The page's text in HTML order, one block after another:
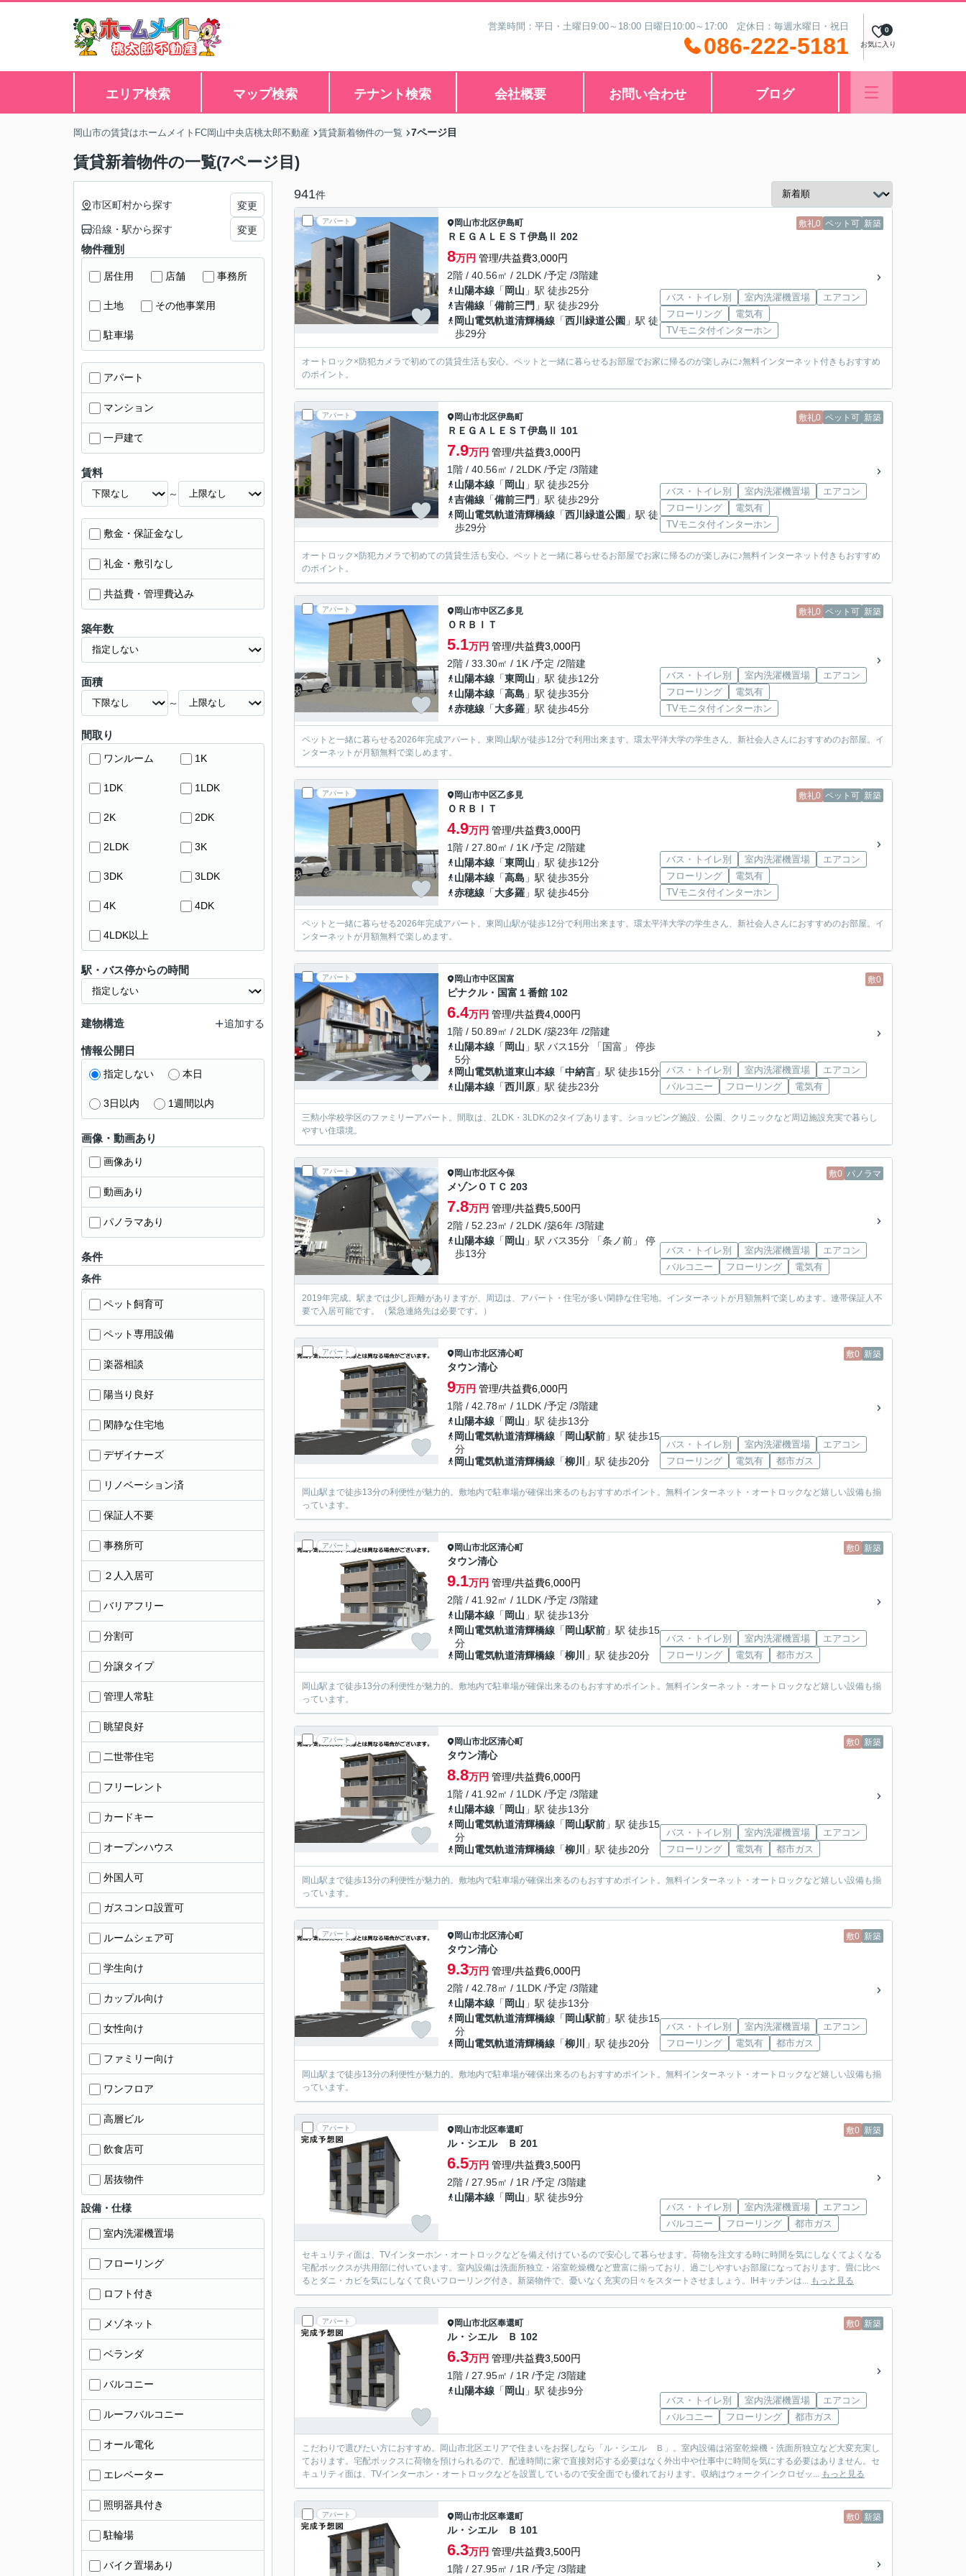
営業時間：平日・土曜日9:00～18:00 日曜日10:00～17:00 定休日：毎週水曜日・祝日
086-222-5181 お気に入り
0
エリア検索 マップ検索 テナント検索 会社概要 お問い合わせ ブログ
岡山市の賃貸はホームメイトFC岡山中央店桃太郎不動産 賃貸新着物件の一覧 7ページ目
賃貸新着物件の一覧(7ページ目)
941件
アパート 敷礼0 ペット可 新築
岡山市北区伊島町
ＲＥＧＡＬＥＳＴ伊島Ⅱ 202
8万円 管理/共益費3,000円
2階 / 40.56㎡ / 2LDK /予定 /3階建
山陽本線 「 岡山 」駅 徒歩25分
吉備線 「備前三門 」駅 徒歩29分
岡山電気軌道清輝橋線 「西川緑道公園 」駅 徒
歩29分
バス・トイレ別 室内洗濯機置場
エアコン
フローリング
電気有
TVモニタ付インターホン
オートロック×防犯カメラで初めての賃貸生活も安心。ペットと一緒に暮らせるお部屋でお家に帰るのが楽しみに♪無料インターネット付きもおすすめ
のポイント。
アパート 敷礼0 ペット可 新築
岡山市北区伊島町
ＲＥＧＡＬＥＳＴ伊島Ⅱ 101
7.9万円 管理/共益費3,000円
1階 / 40.56㎡ / 2LDK /予定 /3階建
山陽本線 「 岡山 」駅 徒歩25分
吉備線 「備前三門 」駅 徒歩29分
岡山電気軌道清輝橋線 「西川緑道公園 」駅 徒
歩29分
バス・トイレ別 室内洗濯機置場
エアコン
フローリング
電気有
TVモニタ付インターホン
オートロック×防犯カメラで初めての賃貸生活も安心。ペットと一緒に暮らせるお部屋でお家に帰るのが楽しみに♪無料インターネット付きもおすすめ
のポイント。
アパート 敷礼0 ペット可 新築
岡山市中区乙多見
ＯＲＢＩＴ
5.1万円 管理/共益費3,000円
2階 / 33.30㎡ / 1K /予定 /2階建
山陽本線 「東岡山 」駅 徒歩12分
山陽本線 「高島 」駅 徒歩35分
赤穂線 「大多羅 」駅 徒歩45分
バス・トイレ別 室内洗濯機置場
エアコン
フローリング
電気有
TVモニタ付インターホン
ペットと一緒に暮らせる2026年完成アパート。東岡山駅が徒歩12分で利用出来ます。環太平洋大学の学生さん、新社会人さんにおすすめのお部屋。イ
ンターネットが月額無料で楽しめます。
アパート 敷礼0 ペット可 新築
岡山市中区乙多見
ＯＲＢＩＴ
4.9万円 管理/共益費3,000円
1階 / 27.80㎡ / 1K /予定 /2階建
山陽本線 「東岡山 」駅 徒歩12分
山陽本線 「高島 」駅 徒歩35分
赤穂線 「大多羅 」駅 徒歩45分
バス・トイレ別 室内洗濯機置場
エアコン
フローリング
電気有
TVモニタ付インターホン
ペットと一緒に暮らせる2026年完成アパート。東岡山駅が徒歩12分で利用出来ます。環太平洋大学の学生さん、新社会人さんにおすすめのお部屋。イ
ンターネットが月額無料で楽しめます。
アパート 敷0
岡山市中区国富
ピナクル・国富１番館 102
6.4万円 管理/共益費4,000円
1階 / 50.89㎡ / 2LDK /築23年 /2階建
山陽本線 「 岡山 」駅 バス15分 「国富」 停歩
5分
岡山電気軌道東山本線 「中納言 」駅 徒歩15分
山陽本線 「西川原 」駅 徒歩23分
バス・トイレ別 室内洗濯機置場
エアコン
バルコニー
フローリング 電気有
三勲小学校学区のファミリーアパート。間取は、2LDK・3LDKの2タイプあります。ショッピング施設、公園、クリニックなど周辺施設充実で暮らし
やすい住環境。
アパート 敷0 パノラマ
岡山市北区今保
メゾンＯＴＣ 203
7.8万円 管理/共益費5,500円
2階 / 52.23㎡ / 2LDK /築6年 /3階建
山陽本線 「 岡山 」駅 バス35分 「条ノ前」 停
歩13分
バス・トイレ別 室内洗濯機置場
エアコン
バルコニー
フローリング 電気有
2019年完成。駅までは少し距離がありますが、周辺は、アパート・住宅が多い閑静な住宅地。インターネットが月額無料で楽しめます。連帯保証人不
要で入居可能です。（緊急連絡先は必要です。）
アパート 敷0 新築
岡山市北区清心町
タウン清心
9万円 管理/共益費6,000円
1階 / 42.78㎡ / 1LDK /予定 /3階建
山陽本線 「 岡山 」駅 徒歩13分
岡山電気軌道清輝橋線 「 岡山駅前 」駅 徒歩15
分
岡山電気軌道清輝橋線 「柳川 」駅 徒歩20分
バス・トイレ別 室内洗濯機置場
エアコン
フローリング
電気有 都市ガス
岡山駅まで徒歩13分の利便性が魅力的。敷地内で駐車場が確保出来るのもおすすめポイント。無料インターネット・オートロックなど嬉しい設備も揃
っています。
アパート 敷0 新築
岡山市北区清心町
タウン清心
9.1万円 管理/共益費6,000円
2階 / 41.92㎡ / 1LDK /予定 /3階建
山陽本線 「 岡山 」駅 徒歩13分
岡山電気軌道清輝橋線 「 岡山駅前 」駅 徒歩15
分
岡山電気軌道清輝橋線 「柳川 」駅 徒歩20分
バス・トイレ別 室内洗濯機置場
エアコン
フローリング
電気有 都市ガス
岡山駅まで徒歩13分の利便性が魅力的。敷地内で駐車場が確保出来るのもおすすめポイント。無料インターネット・オートロックなど嬉しい設備も揃
っています。
アパート 敷0 新築
岡山市北区清心町
タウン清心
8.8万円 管理/共益費6,000円
1階 / 41.92㎡ / 1LDK /予定 /3階建
山陽本線 「 岡山 」駅 徒歩13分
岡山電気軌道清輝橋線 「 岡山駅前 」駅 徒歩15
分
岡山電気軌道清輝橋線 「柳川 」駅 徒歩20分
バス・トイレ別 室内洗濯機置場
エアコン
フローリング
電気有 都市ガス
岡山駅まで徒歩13分の利便性が魅力的。敷地内で駐車場が確保出来るのもおすすめポイント。無料インターネット・オートロックなど嬉しい設備も揃
っています。
アパート 敷0 新築
岡山市北区清心町
タウン清心
9.3万円 管理/共益費6,000円
2階 / 42.78㎡ / 1LDK /予定 /3階建
山陽本線 「 岡山 」駅 徒歩13分
岡山電気軌道清輝橋線 「 岡山駅前 」駅 徒歩15
分
岡山電気軌道清輝橋線 「柳川 」駅 徒歩20分
バス・トイレ別 室内洗濯機置場
エアコン
フローリング
電気有 都市ガス
岡山駅まで徒歩13分の利便性が魅力的。敷地内で駐車場が確保出来るのもおすすめポイント。無料インターネット・オートロックなど嬉しい設備も揃
っています。
アパート 敷0 新築
岡山市北区奉還町
ル・シエル Ｂ 201
6.5万円 管理/共益費3,500円
2階 / 27.95㎡ / 1R /予定 /3階建
山陽本線 「 岡山 」駅 徒歩9分
バス・トイレ別 室内洗濯機置場
エアコン
バルコニー
フローリング 都市ガス
セキュリティ面は、TVインターホン・オートロックなどを備え付けているので安心して暮らせます。荷物を注文する時に時間を気にしなくてよくなる
宅配ボックスが共用部に付いています。室内設備は洗面所独立・浴室乾燥機など豊富に揃っており、過ごしやすいお部屋になっております。畳に比べ
るとダニ・カビを気にしなくて良いフローリング付き。新築物件で、憂いなく充実の日々をスタートさせましょう。IHキッチンは... もっと見る
アパート 敷0 新築
岡山市北区奉還町
ル・シエル Ｂ 102
6.3万円 管理/共益費3,500円
1階 / 27.95㎡ / 1R /予定 /3階建
山陽本線 「 岡山 」駅 徒歩9分
バス・トイレ別 室内洗濯機置場
エアコン
バルコニー
フローリング 都市ガス
こだわりで選びたい方におすすめ。岡山市北区エリアで住まいをお探しなら「ル・シエル Ｂ」。室内設備は浴室乾燥機・洗面所独立など大変充実し
ております。宅配ボックスに荷物を預けられるので、配達時間に家で直接対応する必要はなく外出中や仕事中に時間を気にする必要はありません。セ
キュリティ面は、TVインターホン・オートロックなどを設置しているので安全面でも優れております。収納はウォークインクロゼッ... もっと見る
アパート 敷0 新築
岡山市北区奉還町
ル・シエル Ｂ 101
6.3万円 管理/共益費3,500円
1階 / 27.95㎡ / 1R /予定 /3階建
市区町村から探す 変更
沿線・駅から探す 変更
物件種別
居住用 店舗 事務所
土地 その他事業用
駐車場
アパート
マンション
一戸建て
賃料
～
敷金・保証金なし
礼金・敷引なし
共益費・管理費込み
築年数
面積
～
間取り
ワンルーム 1K
1DK 1LDK
2K 2DK
2LDK 3K
3DK 3LDK
4K 4DK
4LDK以上
駅・バス停からの時間
建物構造 追加する
情報公開日
指定しない 本日
3日以内 1週間以内
画像・動画あり
画像あり
動画あり
パノラマあり
条件
条件
ペット飼育可
ペット専用設備
楽器相談
陽当り良好
閑静な住宅地
デザイナーズ
リノベーション済
保証人不要
事務所可
２人入居可
バリアフリー
分割可
分譲タイプ
管理人常駐
眺望良好
二世帯住宅
フリーレント
カードキー
オープンハウス
外国人可
ガスコンロ設置可
ルームシェア可
学生向け
カップル向け
女性向け
ファミリー向け
ワンフロア
高層ビル
飲食店可
居抜物件
設備・仕様
室内洗濯機置場
フローリング
ロフト付き
メゾネット
ベランダ
バルコニー
ルーフバルコニー
オール電化
エレベーター
照明器具付き
駐輪場
バイク置場あり